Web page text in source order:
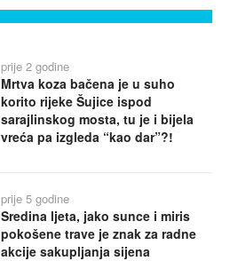
prije 2 godine
Mrtva koza bačena je u suho
korito rijeke Šujice ispod
sarajlinskog mosta, tu je i bijela
vreća pa izgleda “kao dar”?!
prije 5 godine
Sredina ljeta, jako sunce i miris
pokošene trave je znak za radne
akcije sakupljanja sijena